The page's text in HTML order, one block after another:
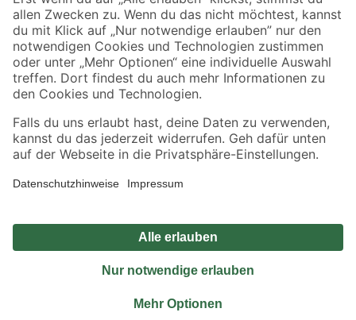
Jetzt die toom-App herunterladen
Alle Preisangaben in EUR inkl. gesetzl. MwSt.. Die dargestellten Angebote sind unter
Umständen nicht in allen Märkten verfügbar. Die angegebenen Verfügbarkeiten beziehen
Produkte nur solange der Vorrat reicht.
*Paketversand ab 59 € versandkostenfrei, gilt nicht für Artikel mit Speditionsversand, hier
Privatsphäre Impressum
Nutzungsbedingungen
Widerrufsrecht
Vertrag widerrufen
© 2026 toom Baumarkt GmbH